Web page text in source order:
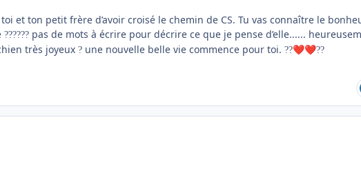
et ton petit frère d’avoir croisé le chemin de CS. Tu vas connaître le
?????? pas de mots à écrire pour décrire ce que je pense d’elle......
très joyeux ? une nouvelle belle vie commence pour toi. ??❤️❤️??